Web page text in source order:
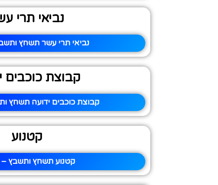
נביאי תרי
נביאי תרי עשר תשחץ
קבוצת כוכבים
קבוצת כוכבים ידועה תשחץ
קטנוע
קטנוע תשחץ ותשבץ –